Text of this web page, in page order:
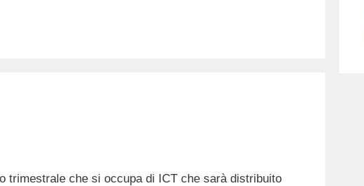
trimestrale che si occupa di ICT che sarà distribuito